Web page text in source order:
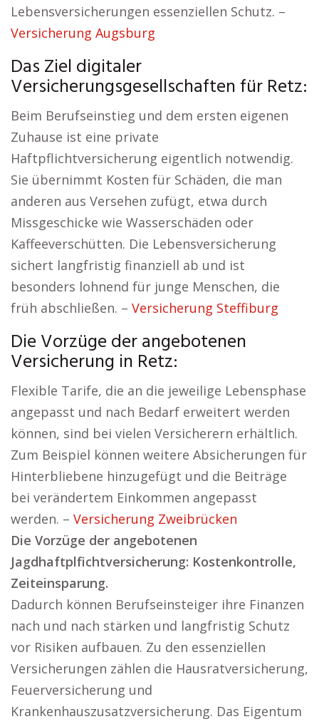
Lebensversicherungen essenziellen Schutz. –
Versicherung Augsburg
Das Ziel digitaler
Versicherungsgesellschaften für Retz:
Beim Berufseinstieg und dem ersten eigenen
Zuhause ist eine private
Haftpflichtversicherung eigentlich notwendig.
Sie übernimmt Kosten für Schäden, die man
anderen aus Versehen zufügt, etwa durch
Missgeschicke wie Wasserschäden oder
Kaffeeverschütten. Die Lebensversicherung
sichert langfristig finanziell ab und ist
besonders lohnend für junge Menschen, die
früh abschließen. – Versicherung Steffiburg
Die Vorzüge der angebotenen
Versicherung in Retz:
Flexible Tarife, die an die jeweilige Lebensphase
angepasst und nach Bedarf erweitert werden
können, sind bei vielen Versicherern erhältlich.
Zum Beispiel können weitere Absicherungen für
Hinterbliebene hinzugefügt und die Beiträge
bei verändertem Einkommen angepasst
werden. – Versicherung Zweibrücken
Die Vorzüge der angebotenen
Jagdhaftplfichtversicherung: Kostenkontrolle,
Zeiteinsparung.
Dadurch können Berufseinsteiger ihre Finanzen
nach und nach stärken und langfristig Schutz
vor Risiken aufbauen. Zu den essenziellen
Versicherungen zählen die Hausratversicherung,
Feuerversicherung und
Krankenhauszusatzversicherung. Das Eigentum